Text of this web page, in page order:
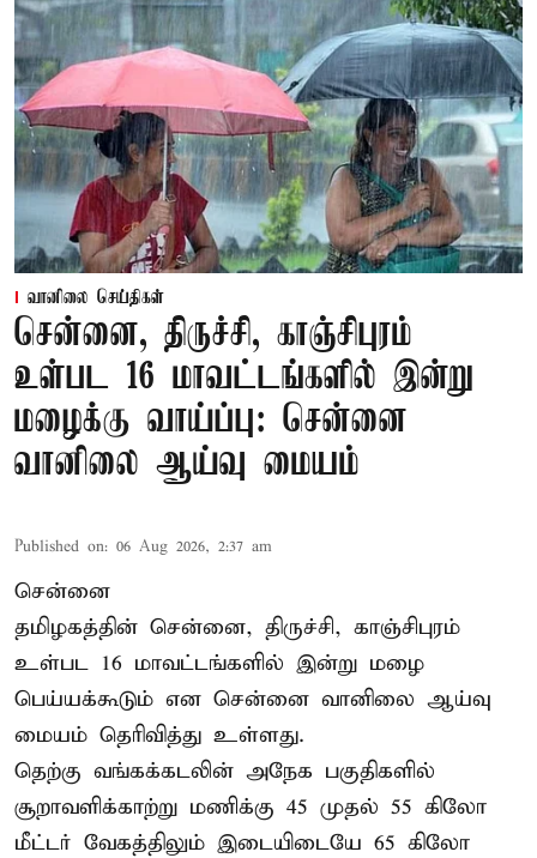
வானிலை செய்திகள்
சென்னை, திருச்சி, காஞ்சிபுரம்
உள்பட 16 மாவட்டங்களில் இன்று
மழைக்கு வாய்ப்பு: சென்னை
வானிலை ஆய்வு மையம்
Published on: 06 Aug 2026, 2:37 am
சென்னை
தமிழகத்தின் சென்னை, திருச்சி, காஞ்சிபுரம்
உள்பட 16 மாவட்டங்களில் இன்று மழை
பெய்யக்கூடும் என சென்னை வானிலை ஆய்வு
மையம் தெரிவித்து உள்ளது.
தெற்கு வங்கக்கடலின் அநேக பகுதிகளில்
சூறாவளிக்காற்று மணிக்கு 45 முதல் 55 கிலோ
மீட்டர் வேகத்திலும் இடையிடையே 65 கிலோ